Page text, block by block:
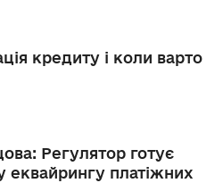
кредиту і коли варто
Регулятор готує
еквайрингу платіжних